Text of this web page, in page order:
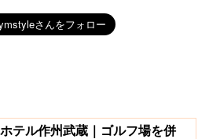
ホテル作州武蔵｜ゴルフ場を併